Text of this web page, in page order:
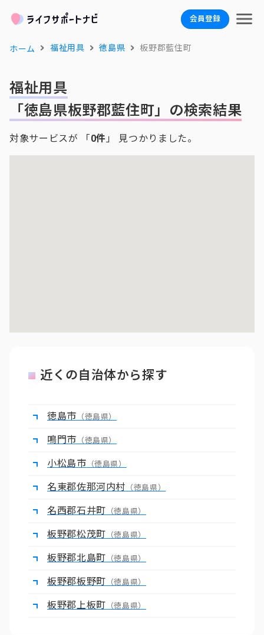
会員登録
ホーム 福祉用具 徳島県 板野郡藍住町
福祉用具
「徳島県板野郡藍住町」の検索結果
対象サービスが 「0件 」 見つかりました。
近くの自治体から探す
徳島市 （徳島県）
鳴門市 （徳島県）
小松島市 （徳島県）
名東郡佐那河内村 （徳島県）
名西郡石井町 （徳島県）
板野郡松茂町 （徳島県）
板野郡北島町 （徳島県）
板野郡板野町 （徳島県）
板野郡上板町 （徳島県）